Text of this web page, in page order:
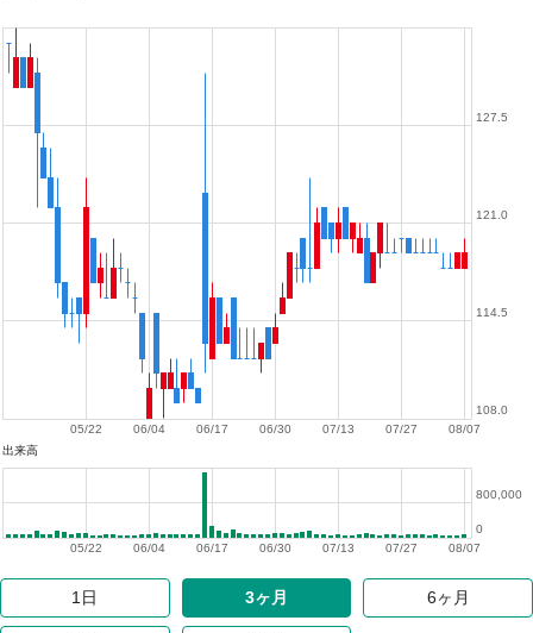
08/07
07/27
07/13
06/30
06/17
06/04
05/22
108.0
114.5
121.0
127.5
出来高
08/07
07/27
07/13
06/30
06/17
06/04
05/22
0
800,000
1日 3ヶ月 6ヶ月